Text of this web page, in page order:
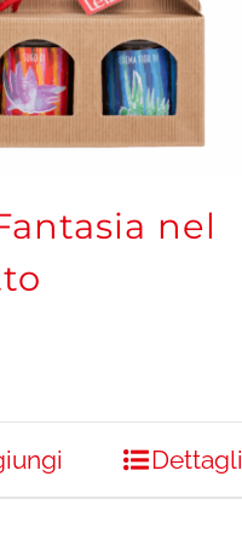
nel
Dettagli